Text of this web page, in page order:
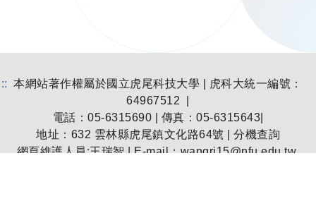
本網站著作權屬於國立虎尾科技大學 | 虎科大統一編號：
64967512 |
電話：05-6315690 | 傳真：05-6315643|
地址： 632 雲林縣虎尾鎮文化路64號
分機查詢
網頁維護人員:王瑞智 | E-mail：wangrj15@nfu.edu.tw